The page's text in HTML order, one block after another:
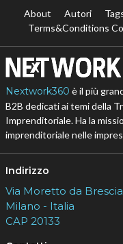
About Autori
Terms&Conditions
Nextwork360 è il più
B2B dedicati ai temi della
Imprenditoriale. Ha la
imprenditoriale nelle
Indirizzo
Via Moretto da
Milano - Italia
CAP 20133